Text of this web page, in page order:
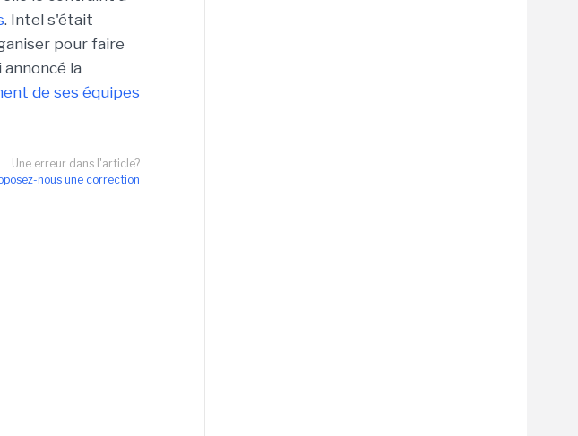
. Intel s'était
pour faire
la
de ses équipes
Une erreur dans l'article?
nous une correction